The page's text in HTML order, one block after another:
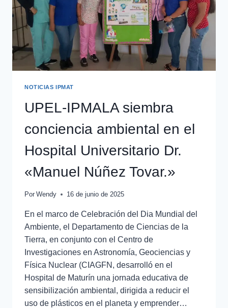
NOTICIAS IPMAT
UPEL-IPMALA siembra
conciencia ambiental en el
Hospital Universitario Dr.
«Manuel Núñez Tovar.»
Por Wendy 16 de junio de 2025
En el marco de Celebración del Dia Mundial del
Ambiente, el Departamento de Ciencias de la
Tierra, en conjunto con el Centro de
Investigaciones en Astronomía, Geociencias y
Física Nuclear (CIAGFN, desarrolló en el
Hospital de Maturín una jornada educativa de
sensibilización ambiental, dirigida a reducir el
uso de plásticos en el planeta y emprender…